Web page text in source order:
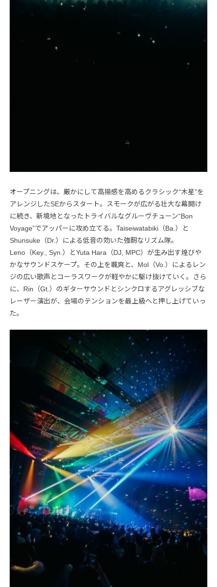
オープニングは、厳かにして高揚感を高めるクラシック“木星”を
アレンジしたSEからスタート。スモークが広がる壮大な幕開け
に続き、新境地となったトライバルなグルーヴチューン“Bon
Voyage”でアッパーに攻め立てる。Taiseiwatabiki（Ba.）と
Shunsuke（Dr.）による低音の効いた強靭なリズム隊。
Leno（Key., Syn.）とYuta Hara（DJ, MPC）が生み出す煌びや
かなサウンドスケープ。その上を颯爽と、Mol（Vo.）によるレン
ジの広い歌声とコーラスワークが軽やかに駆け抜けていく。さら
に、Rin（Gt.）のギターサウンドとシンクロするアグレッシブな
レーザー演出が、会場のテンションを最上級へと押し上げていっ
た。